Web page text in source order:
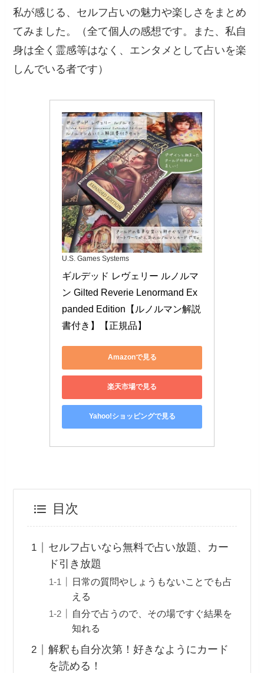
私が感じる、セルフ占いの魅力や楽しさをまとめ
てみました。（全て個人の感想です。また、私自
身は全く霊感等はなく、エンタメとして占いを楽
しんでいる者です）
U.S. Games Systems
ギルデッド レヴェリー ルノルマ
ン Gilted Reverie Lenormand Ex
panded Edition【ルノルマン解説
書付き】【正規品】
Amazonで見る
楽天市場で見る
Yahoo!ショッピングで見る
目次
セルフ占いなら無料で占い放題、カー
ド引き放題
日常の質問やしょうもないことでも占
える
自分で占うので、その場ですぐ結果を
知れる
解釈も自分次第！好きなようにカード
を読める！